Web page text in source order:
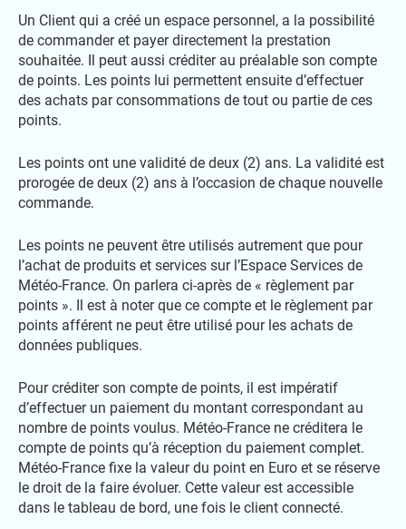
Un Client qui a créé un espace personnel, a la possibilité
de commander et payer directement la prestation
souhaitée. Il peut aussi créditer au préalable son compte
de points. Les points lui permettent ensuite d’effectuer
des achats par consommations de tout ou partie de ces
points.
Les points ont une validité de deux (2) ans. La validité est
prorogée de deux (2) ans à l’occasion de chaque nouvelle
commande.
Les points ne peuvent être utilisés autrement que pour
l’achat de produits et services sur l’Espace Services de
Météo-France. On parlera ci-après de « règlement par
points ». Il est à noter que ce compte et le règlement par
points afférent ne peut être utilisé pour les achats de
données publiques.
Pour créditer son compte de points, il est impératif
d’effectuer un paiement du montant correspondant au
nombre de points voulus. Météo-France ne créditera le
compte de points qu’à réception du paiement complet.
Météo-France fixe la valeur du point en Euro et se réserve
le droit de la faire évoluer. Cette valeur est accessible
dans le tableau de bord, une fois le client connecté.